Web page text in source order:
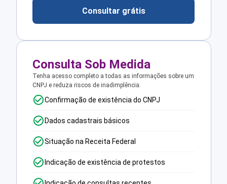
Consultar grátis
Consulta Sob Medida
Tenha acesso completo a todas as informações sobre um
CNPJ e reduza riscos de inadimplência.
Confirmação de existência do CNPJ
Dados cadastrais básicos
Situação na Receita Federal
Indicação de existência de protestos